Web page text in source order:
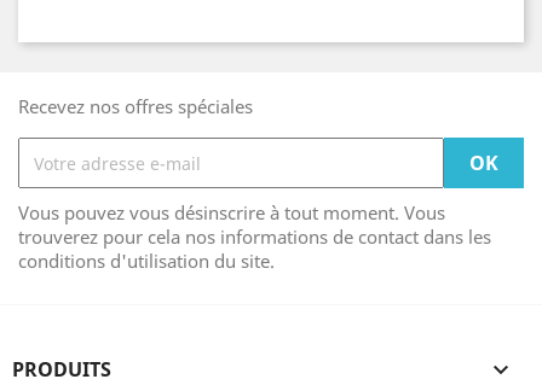
Recevez nos offres spéciales
Vous pouvez vous désinscrire à tout moment. Vous
trouverez pour cela nos informations de contact dans les
conditions d'utilisation du site.
PRODUITS 